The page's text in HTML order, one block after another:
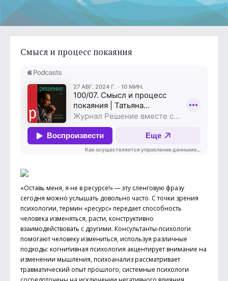
Смысл и процесс покаяния
«Оставь меня, я не в ресурсе!» — эту сленговую фразу
сегодня можно услышать довольно часто. С точки зрения
психологии, термин «ресурс» передает способность
человека изменяться, расти, конструктивно
взаимодействовать с другими. Консультанты-психологи
помогают человеку измениться, используя различные
подходы: когнитивная психология акцентирует внимание на
изменении мышления, психоанализ рассматривает
травматический опыт прошлого, системные психологи